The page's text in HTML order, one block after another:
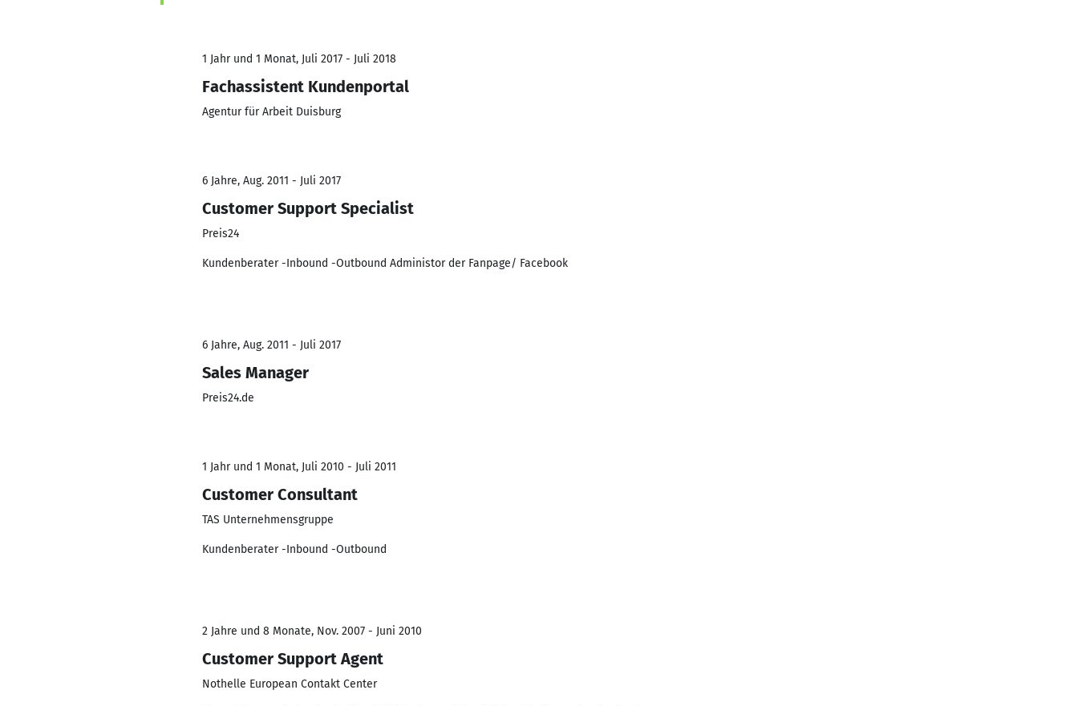
1 Jahr und 1 Monat, Juli 2017 - Juli 2018
Fachassistent Kundenportal
Agentur für Arbeit Duisburg
6 Jahre, Aug. 2011 - Juli 2017
Customer Support Specialist
Preis24
Kundenberater -Inbound -Outbound Administor der Fanpage/ Facebook
6 Jahre, Aug. 2011 - Juli 2017
Sales Manager
Preis24.de
1 Jahr und 1 Monat, Juli 2010 - Juli 2011
Customer Consultant
TAS Unternehmensgruppe
Kundenberater -Inbound -Outbound
2 Jahre und 8 Monate, Nov. 2007 - Juni 2010
Customer Support Agent
Nothelle European Contakt Center